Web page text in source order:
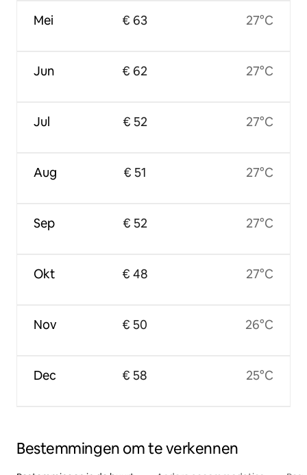
Mei
Jun
Jul
Aug
Sep
Okt
Nov
Dec
€ 63
€ 62
€ 52
€ 51
€ 52
€ 48
€ 50
€ 58
27°C
27°C
27°C
27°C
27°C
27°C
26°C
25°C
Bestemmingen om te verkennen